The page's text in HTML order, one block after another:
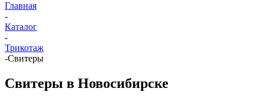
Главная
-
Каталог
-
Трикотаж
-Свитеры
Свитеры в Новосибирске